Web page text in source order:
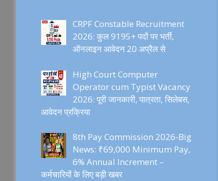
CRPF Constable Recruitment
2026: कुल 9195+ पदों पर भर्ती,
ऑनलाइन आवेदन 20 अप्रैल से
High Court Computer
Operator cum Typist Vacancy
2026: पूरी जानकारी, पात्रता, सिलेबस,
आवेदन प्रक्रिया
8th Pay Commission 2026-Big
News: ₹69,000 Minimum Pay,
6% Annual Increment –
कर्मचारियों के लिए बड़ी खबर